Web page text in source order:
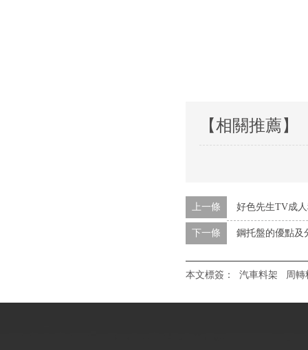
【相關推薦】
上一條 好色先生TV成
下一條 鋼托盤的優點及
本文標簽： 汽車料架 周轉